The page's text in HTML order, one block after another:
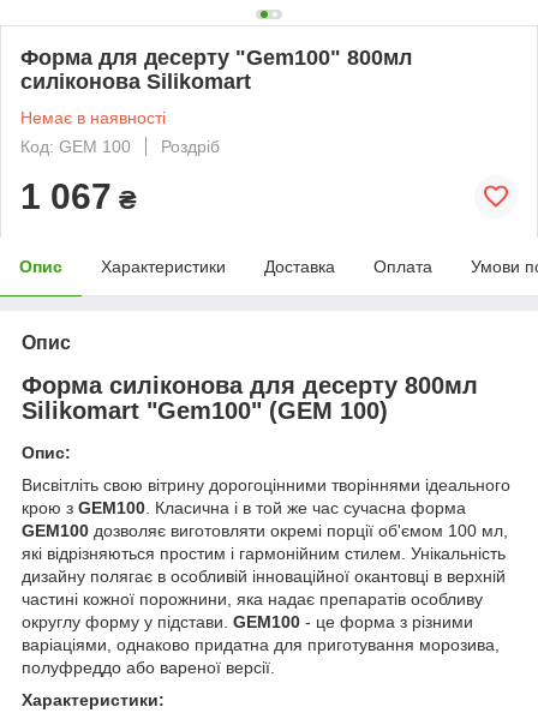
Форма для десерту "Gem100" 800мл
силіконова Silikomart
Немає в наявності
Код: GEM 100
Роздріб
1 067 ₴
Опис Характеристики Доставка Оплата Умови
Опис
Форма силіконова для десерту 800мл
Silikomart "Gem100" (GEM 100)
Опис:
Висвітліть свою вітрину дорогоцінними творіннями ідеального
крою з GEM100. Класична і в той же час сучасна форма
GEM100 дозволяє виготовляти окремі порції об'ємом 100 мл,
які відрізняються простим і гармонійним стилем. Унікальність
дизайну полягає в особливій інноваційної окантовці в верхній
частині кожної порожнини, яка надає препаратів особливу
округлу форму у підстави. GEM100 - це форма з різними
варіаціями, однаково придатна для приготування морозива,
полуфреддо або вареної версії.
Характеристики: